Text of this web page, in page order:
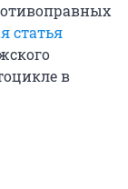
статья
в